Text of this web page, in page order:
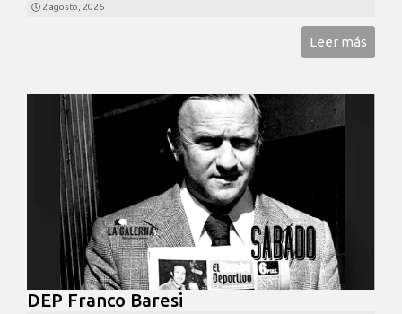
2 agosto, 2026
Leer más
DEP Franco Baresi